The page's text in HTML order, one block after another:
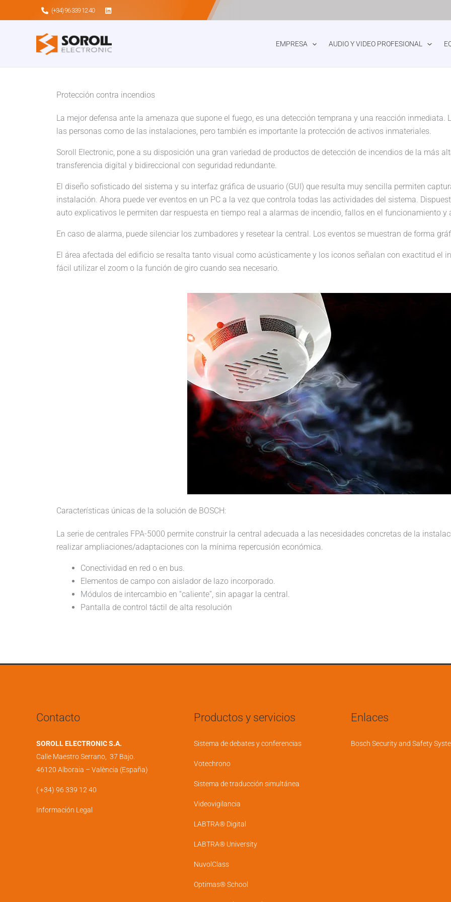
al
(+34) 96 339 12 40
EMPRESA AUDIO Y VIDEO PROFESIONAL
Protección contra incendios
La mejor defensa ante la amenaza que supone el fuego, es una detección temprana y una reacción
las personas como de las instalaciones, pero también es importante la protección de activos inmateriales.
Soroll Electronic, pone a su disposición una gran variedad de productos de detección de incendios de la más
transferencia digital y bidireccional con seguridad redundante.
El diseño sofisticado del sistema y su interfaz gráfica de usuario (GUI) que resulta muy sencilla permiten
instalación. Ahora puede ver eventos en un PC a la vez que controla todas las actividades del sistema.
auto explicativos le permiten dar respuesta en tiempo real a alarmas de incendio, fallos en el funcionamiento
En caso de alarma, puede silenciar los zumbadores y resetear la central. Los eventos se muestran de forma
El área afectada del edificio se resalta tanto visual como acústicamente y los iconos señalan con exactitud el
fácil utilizar el zoom o la función de giro cuando sea necesario.
Características únicas de la solución de BOSCH:
La serie de centrales FPA-5000 permite construir la central adecuada a las necesidades concretas de la
realizar ampliaciones/adaptaciones con la mínima repercusión económica.
Conectividad en red o en bus.
Elementos de campo con aislador de lazo incorporado.
Módulos de intercambio en “caliente”, sin apagar la central.
Pantalla de control táctil de alta resolución
Contacto
SOROLL ELECTRONIC S.A.
Calle Maestro Serrano, 37 Bajo.
46120 Alboraia – València (España)
( +34) 96 339 12 40
Información Legal
Productos y servicios
Sistema de debates y conferencias
Votechrono
Sistema de traducción simultánea
Videovigilancia
LABTRA® Digital
LABTRA® University
NuvolClass
Optimas® School
Enlaces
Bosch Security and Safety